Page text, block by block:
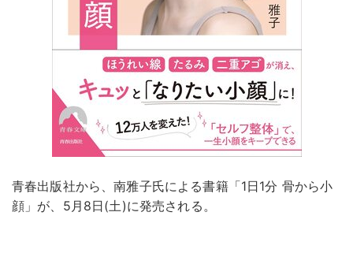
青春出版社から、南雅子氏による書籍「1日1分 骨から小
顔」が、5月8日(土)に発売される。